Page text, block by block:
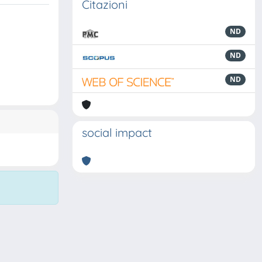
Citazioni
ND
ND
ND
social impact